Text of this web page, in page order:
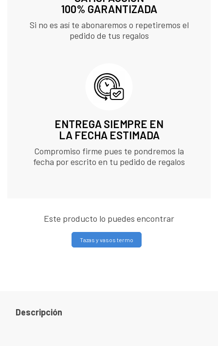
100% GARANTIZADA
Si no es así te abonaremos o repetiremos el
pedido de tus regalos
ENTREGA SIEMPRE EN
LA FECHA ESTIMADA
Compromiso firme pues te pondremos la
fecha por escrito en tu pedido de regalos
Este producto lo puedes encontrar
Tazas y vasos termo
Descripción